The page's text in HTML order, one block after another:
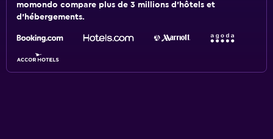
momondo compare plus de 3 millions d'hôtels et
d'hébergements.